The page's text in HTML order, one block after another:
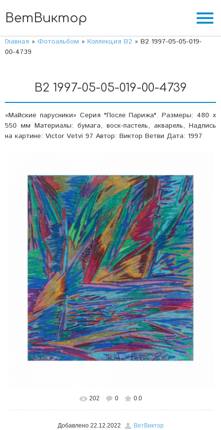
ВетВиктор menu
Главная » Фотоальбом » Коллекция В2 » В2 1997-05-05-019-
00-4739
В2 1997-05-05-019-00-4739
«Майские парусники» Серия "После Парижа". Размеры: 480 х
550 мм Материалы: бумага, воск-пастель, акварель, Надпись
на картине: Victor Vetvi 97 Автор: Виктор Ветви Дата: 1997
В реальном размере 526x600
202 0 0.0
Добавлено22.12.2022 ВетВиктор